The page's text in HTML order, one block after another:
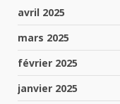
avril 2025
mars 2025
février 2025
janvier 2025